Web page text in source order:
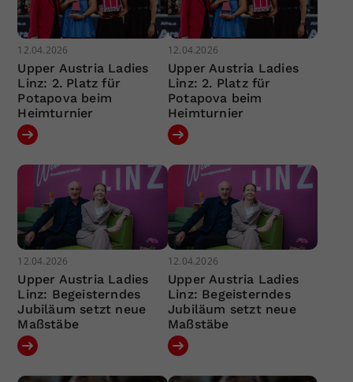
12.04.2026
Upper Austria Ladies
Linz: 2. Platz für
Potapova beim
Heimturnier
12.04.2026
Upper Austria Ladies
Linz: 2. Platz für
Potapova beim
Heimturnier
12.04.2026
Upper Austria Ladies
Linz: Begeisterndes
Jubiläum setzt neue
Maßstäbe
12.04.2026
Upper Austria Ladies
Linz: Begeisterndes
Jubiläum setzt neue
Maßstäbe